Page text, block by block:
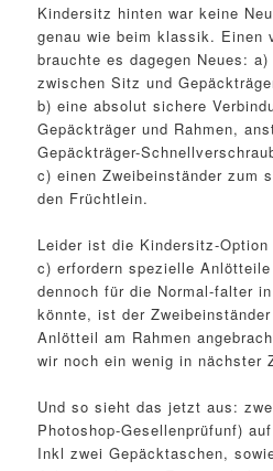
Kindersitz hinten war keine
genau wie beim klassik. Einen
brauchte es dagegen Neues:
zwischen Sitz und
b) eine absolut sichere
Gepäckträger und Rahmen,
Gepäckträger-
c) einen Zweibeinständer zum
den Früchtlein.
Leider ist die Kindersitz-
c) erfordern spezielle
dennoch für die Normal-falter
könnte, ist der
Anlötteil am Rahmen
wir noch ein wenig in nächster
Und so sieht das jetzt aus:
Photoshop-Gesellenprüfunf)
Inkl zwei Gepäcktaschen,